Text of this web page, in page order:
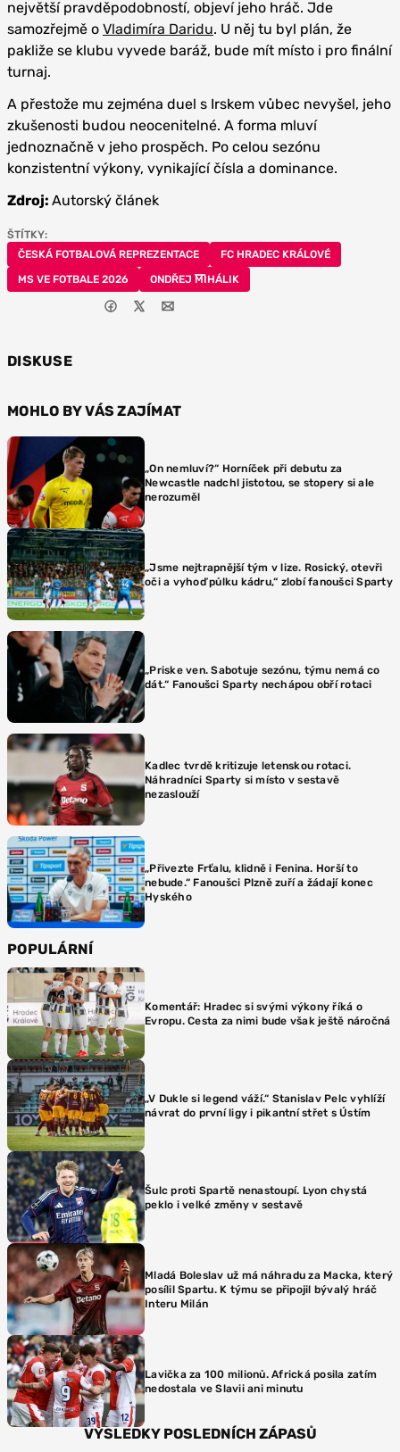
největší pravděpodobností, objeví jeho hráč. Jde
samozřejmě o Vladimíra Daridu. U něj tu byl plán, že
pakliže se klubu vyvede baráž, bude mít místo i pro finální
turnaj.
A přestože mu zejména duel s Irskem vůbec nevyšel, jeho
zkušenosti budou neocenitelné. A forma mluví
jednoznačně v jeho prospěch. Po celou sezónu
konzistentní výkony, vynikající čísla a dominance.
Zdroj: Autorský článek
ŠTÍTKY:
ČESKÁ FOTBALOVÁ REPREZENTACE
FC HRADEC KRÁLOVÉ
MS VE FOTBALE 2026
ONDŘEJ MIHÁLIK
DISKUSE
MOHLO BY VÁS ZAJÍMAT
„On nemluví?“ Horníček při debutu za
Newcastle nadchl jistotou, se stopery si ale
nerozuměl
„Jsme nejtrapnější tým v lize. Rosický, otevři
oči a vyhoď půlku kádru,“ zlobí fanoušci Sparty
„Priske ven. Sabotuje sezónu, týmu nemá co
dát.“ Fanoušci Sparty nechápou obří rotaci
Kadlec tvrdě kritizuje letenskou rotaci.
Náhradníci Sparty si místo v sestavě
nezaslouží
„Přivezte Frťalu, klidně i Fenina. Horší to
nebude.“ Fanoušci Plzně zuří a žádají konec
Hyského
POPULÁRNÍ
Komentář: Hradec si svými výkony říká o
Evropu. Cesta za nimi bude však ještě náročná
„V Dukle si legend váží.“ Stanislav Pelc vyhlíží
návrat do první ligy i pikantní střet s Ústím
Šulc proti Spartě nenastoupí. Lyon chystá
peklo i velké změny v sestavě
Mladá Boleslav už má náhradu za Macka, který
posílil Spartu. K týmu se připojil bývalý hráč
Interu Milán
Lavička za 100 milionů. Africká posila zatím
nedostala ve Slavii ani minutu
VÝSLEDKY POSLEDNÍCH ZÁPASŮ